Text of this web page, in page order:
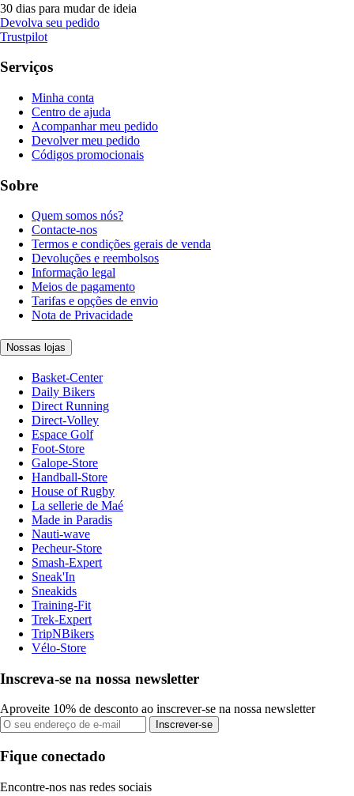
30 dias para mudar de ideia
Devolva seu pedido
Trustpilot
Serviços
Minha conta
Centro de ajuda
Acompanhar meu pedido
Devolver meu pedido
Códigos promocionais
Sobre
Quem somos nós?
Contacte-nos
Termos e condições gerais de venda
Devoluções e reembolsos
Informação legal
Meios de pagamento
Tarifas e opções de envio
Nota de Privacidade
Nossas lojas
Basket-Center
Daily Bikers
Direct Running
Direct-Volley
Espace Golf
Foot-Store
Galope-Store
Handball-Store
House of Rugby
La sellerie de Maé
Made in Paradis
Nauti-wave
Pecheur-Store
Smash-Expert
Sneak'In
Sneakids
Training-Fit
Trek-Expert
TripNBikers
Vélo-Store
Inscreva-se na nossa newsletter
Aproveite 10% de desconto ao inscrever-se na nossa newsletter
Inscrever-se
Fique conectado
Encontre-nos nas redes sociais